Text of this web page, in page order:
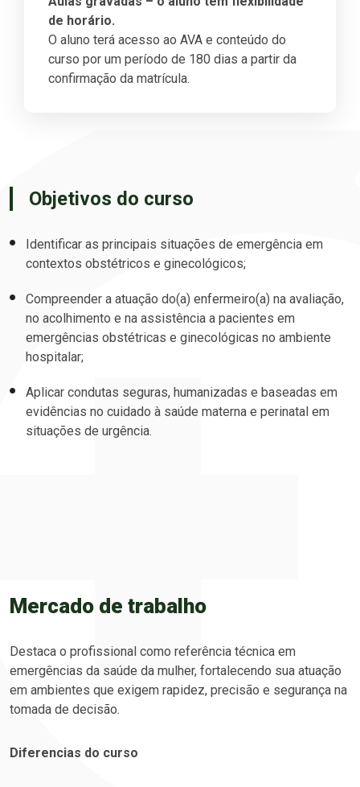
de horário.
O aluno terá acesso ao AVA e conteúdo do
curso por um período de 180 dias a partir da
confirmação da matrícula.
Objetivos do curso
Identificar as principais situações de emergência em
contextos obstétricos e ginecológicos;
Compreender a atuação do(a) enfermeiro(a) na avaliação,
no acolhimento e na assistência a pacientes em
emergências obstétricas e ginecológicas no ambiente
hospitalar;
Aplicar condutas seguras, humanizadas e baseadas em
evidências no cuidado à saúde materna e perinatal em
situações de urgência.
Mercado de trabalho
Destaca o profissional como referência técnica em
emergências da saúde da mulher, fortalecendo sua atuação
em ambientes que exigem rapidez, precisão e segurança na
tomada de decisão.
Diferencias do curso